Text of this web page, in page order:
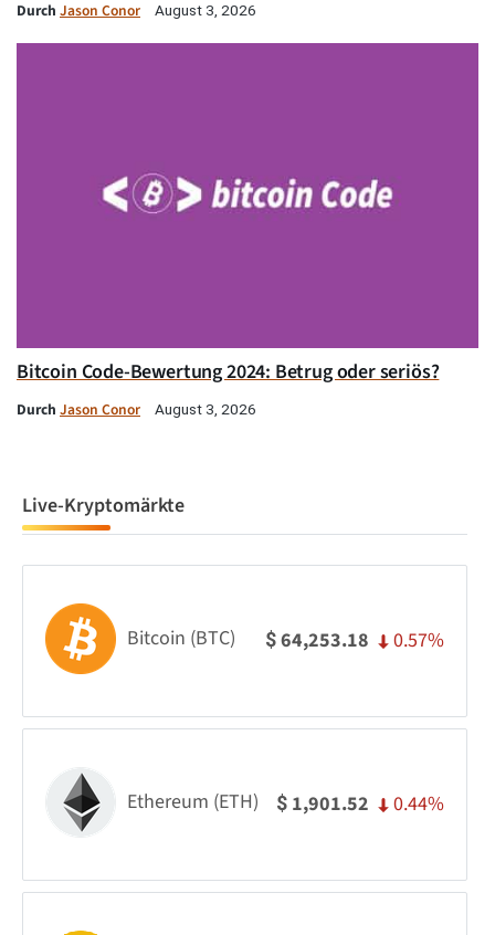
Durch Jason Conor August 3, 2026
Bitcoin Code-Bewertung 2024: Betrug oder seriös?
Durch Jason Conor August 3, 2026
Live-Kryptomärkte
Bitcoin (BTC) $64,253.18 0.57%
Ethereum (ETH) $ 1,901.52 0.44%